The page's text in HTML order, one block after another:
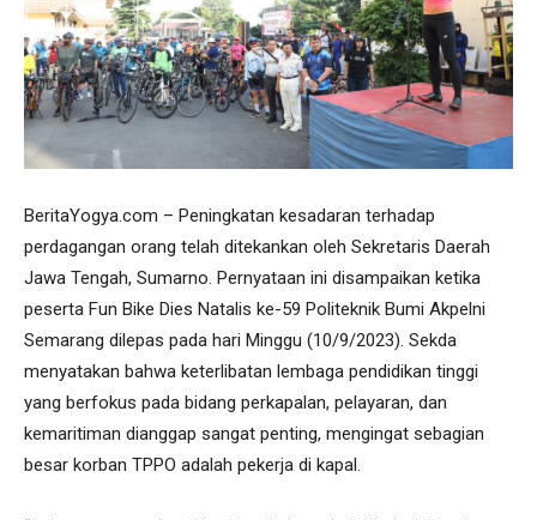
BeritaYogya.com – Peningkatan kesadaran terhadap
perdagangan orang telah ditekankan oleh Sekretaris Daerah
Jawa Tengah, Sumarno. Pernyataan ini disampaikan ketika
peserta Fun Bike Dies Natalis ke-59 Politeknik Bumi Akpelni
Semarang dilepas pada hari Minggu (10/9/2023). Sekda
menyatakan bahwa keterlibatan lembaga pendidikan tinggi
yang berfokus pada bidang perkapalan, pelayaran, dan
kemaritiman dianggap sangat penting, mengingat sebagian
besar korban TPPO adalah pekerja di kapal.